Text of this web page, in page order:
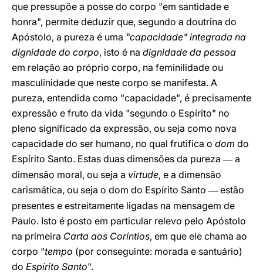
que pressupõe a posse do corpo "em santidade e
honra", permite deduzir que, segundo a doutrina do
Apóstolo, a pureza é uma "capacidade" integrada na
dignidade do corpo, isto é na dignidade da pessoa
em relação ao próprio corpo, na feminilidade ou
masculinidade que neste corpo se manifesta. A
pureza, entendida como "capacidade", é precisamente
expressão e fruto da vida "segundo o Espírito" no
pleno significado da expressão, ou seja como nova
capacidade do ser humano, no qual frutifica o dom do
Espírito Santo. Estas duas dimensões da pureza — a
dimensão moral, ou seja a virtude, e a dimensão
carismática, ou seja o dom do Espírito Santo — estão
presentes e estreitamente ligadas na mensagem de
Paulo. Isto é posto em particular relevo pelo Apóstolo
na primeira Carta aos Coríntios, em que ele chama ao
corpo "tempo (por conseguinte: morada e santuário)
do Espírito Santo".